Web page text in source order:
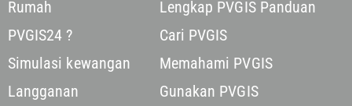
Rumah
PVGIS24 ?
Simulasi kewangan
Langganan
Lengkap PVGIS Panduan
Cari PVGIS
Memahami PVGIS
Gunakan PVGIS